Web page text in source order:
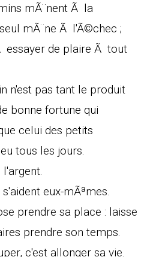
mÃ¨nent Ã la
mÃ¨ne Ã l'Ã©chec ;
essayer de plaire Ã tout
n'est pas tant le produit
bonne fortune qui
celui des petits
tous les jours.
eux-mÃªmes.
prendre sa place : laisse
prendre son temps.
c'est allonger sa vie.